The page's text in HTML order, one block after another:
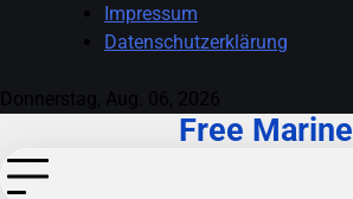
Impressum
Datenschutzerklärung
Donnerstag, Aug. 06, 2026
Free Marine